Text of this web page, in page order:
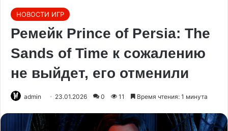
НОВОСТИ ИГР
Ремейк Prince of Persia: The
Sands of Time к сожалению
не выйдет, его отменили
admin 23.01.2026 0 11 Время чтения: 1 минута